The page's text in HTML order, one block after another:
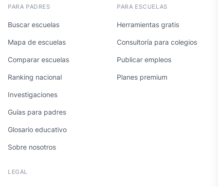
PARA PADRES
Buscar escuelas
Mapa de escuelas
Comparar escuelas
Ranking nacional
Investigaciones
Guías para padres
Glosario educativo
Sobre nosotros
PARA ESCUELAS
Herramientas gratis
Consultoría para colegios
Publicar empleos
Planes premium
LEGAL